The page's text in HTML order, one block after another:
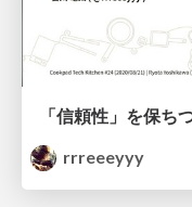
rrreeeyyy